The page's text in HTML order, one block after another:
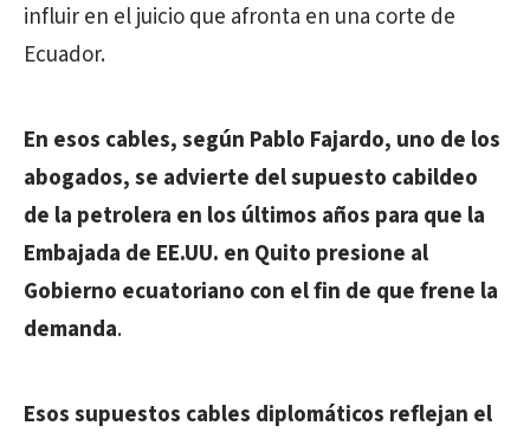
influir en el juicio que afronta en una corte de
Ecuador.
En esos cables, según Pablo Fajardo, uno de los
abogados, se advierte del supuesto cabildeo
de la petrolera en los últimos años para que la
Embajada de EE.UU. en Quito presione al
Gobierno ecuatoriano con el fin de que frene la
demanda.
Esos supuestos cables diplomáticos reflejan el